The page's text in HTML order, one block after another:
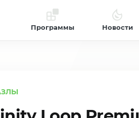
Программы Новости